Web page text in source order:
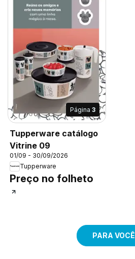
Página 3
Tupperware catálogo
Vitrine 09
01/09 - 30/09/2026
Tupperware
Preço no folheto
PARA VOCÊ